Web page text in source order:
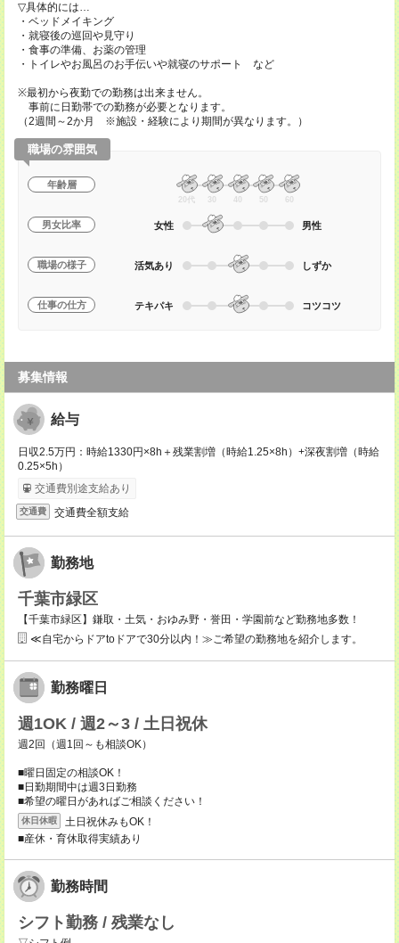
▽具体的には…
・ベッドメイキング
・就寝後の巡回や見守り
・食事の準備、お薬の管理
・トイレやお風呂のお手伝いや就寝のサポート など
※最初から夜勤での勤務は出来ません。
事前に日勤帯での勤務が必要となります。
（2週間～2か月 ※施設・経験により期間が異なります。）
職場の雰囲気
年齢層
20代 30 40 50 60
男女比率 女性 男性
職場の様子 活気あり しずか
仕事の仕方 テキパキ コツコツ
募集情報
給与
日収2.5万円：時給1330円×8h＋残業割増（時給1.25×8h）+深夜割増（時給
0.25×5h）
交通費別途支給あり
交通費 交通費全額支給
勤務地
千葉市緑区
【千葉市緑区】鎌取・土気・おゆみ野・誉田・学園前など勤務地多数！
≪自宅からドアtoドアで30分以内！≫ご希望の勤務地を紹介します。
勤務曜日
週1OK / 週2～3 / 土日祝休
週2回（週1回～も相談OK）
■曜日固定の相談OK！
■日勤期間中は週3日勤務
■希望の曜日があればご相談ください！
休日休暇
土日祝休みもOK！
■産休・育休取得実績あり
勤務時間
シフト勤務 / 残業なし